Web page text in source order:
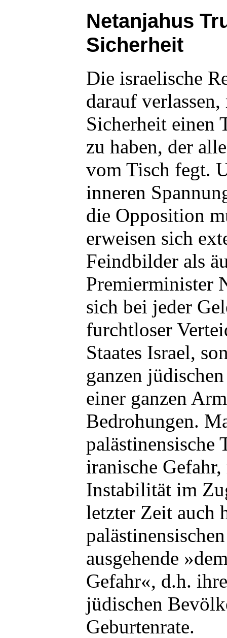
Netanjahus
Sicherheit
Die israelische
darauf
Sicherheit einen
zu haben, der
vom Tisch fegt.
inneren
die Opposition
erweisen sich
Feindbilder als
Premierminister
sich bei jeder
furchtloser
Staates Israel,
ganzen
einer ganzen
Bedrohungen.
palästinensische
iranische
Instabilität im
letzter Zeit auch
ausgehende
Gefahr«, d.h.
jüdischen
Geburtenrate.